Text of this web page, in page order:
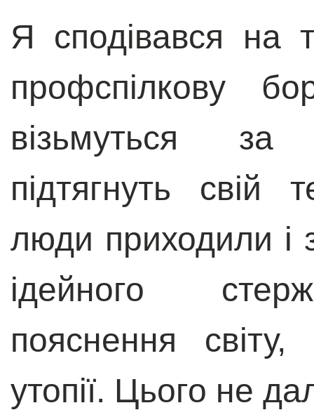
Я сподівався на
профспілкову
візьмуться за
підтягнуть свій
люди приходили і
ідейного
пояснення світу,
утопії. Цього не